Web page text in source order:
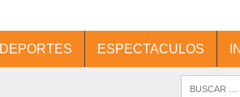
DEPORTES ESPECTACULOS